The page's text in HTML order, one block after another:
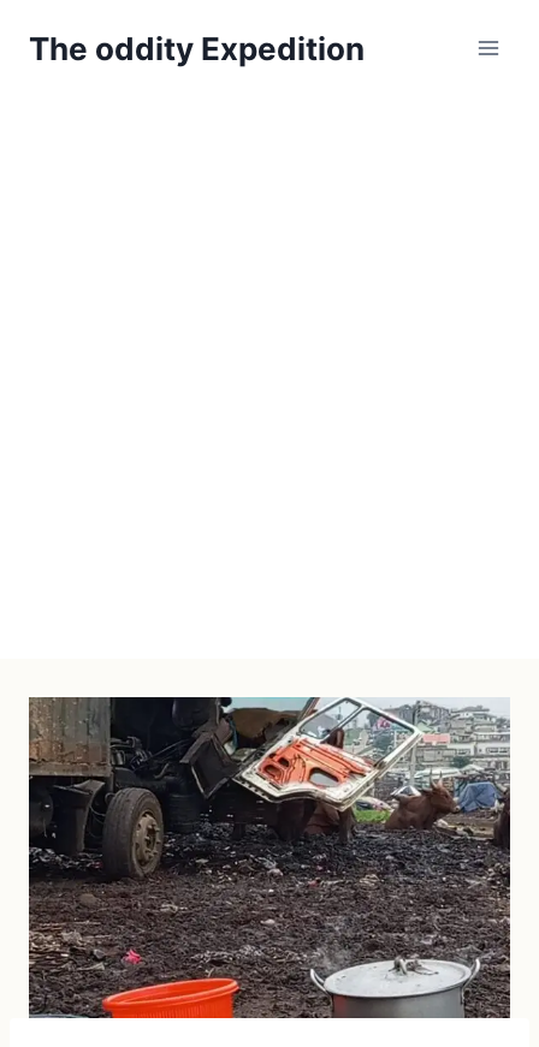
InhaltThe oddity Expedition